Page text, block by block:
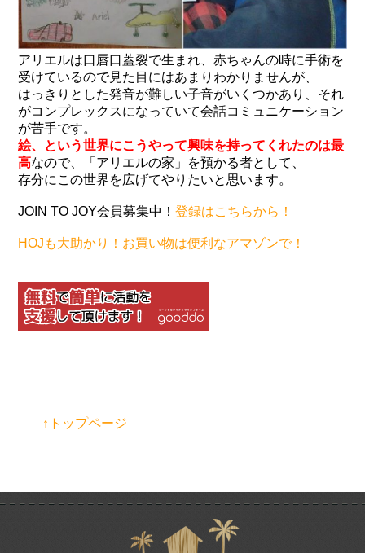
アリエルは口唇口蓋裂で生まれ、赤ちゃんの時に手術を
受けているので見た目にはあまりわかりませんが、
はっきりとした発音が難しい子音がいくつかあり、それ
がコンプレックスになっていて会話コミュニケーション
が苦手です。
絵、という世界にこうやって興味を持ってくれたのは最
高なので、「アリエルの家」を預かる者として、
存分にこの世界を広げてやりたいと思います。
JOIN TO JOY会員募集中！登録はこちらから！
HOJも大助かり！お買い物は便利なアマゾンで！
↑トップページ